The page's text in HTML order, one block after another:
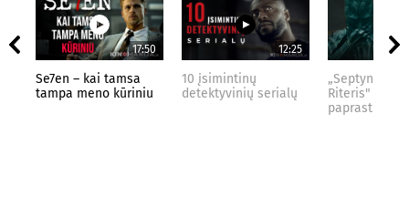
17:50
Se7en – kai tamsa
tampa meno kūriniu
12:25
10 įsimintinų
detektyvinių serialų
„Septynių
Riteris" – kai
paprastumas